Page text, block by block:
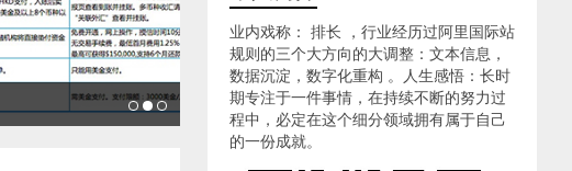
业内戏称： 排长 ，行业经历过阿里国际站
规则的三个大方向的大调整：文本信息，
数据沉淀，数字化重构 。人生感悟：长时
期专注于一件事情，在持续不断的努力过
程中，必定在这个细分领域拥有属于自己
的一份成就。